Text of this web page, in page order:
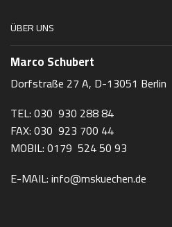
ÜBER UNS
Marco Schubert
Dorfstraße 27 A, D-13051 Berlin
TEL: 030 930 288 84
FAX: 030 923 700 44
MOBIL: 0179 524 50 93
E-MAIL: info@mskuechen.de